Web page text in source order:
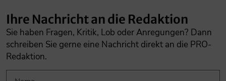
Ihre Nachricht an die Redaktion
Sie haben Fragen, Kritik, Lob oder Anregungen? Dann
schreiben Sie gerne eine Nachricht direkt an die PRO-
Redaktion.